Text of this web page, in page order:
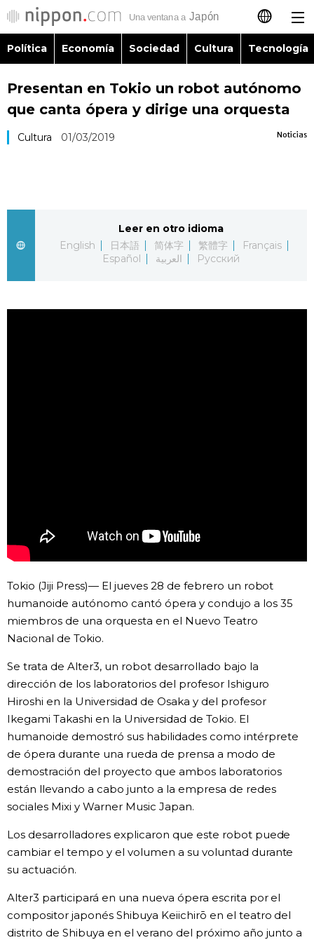
日本語
English
العربية
Русский
Política
Sociedad
Cultura
Noticias
Fragmentos de Japón
Tokio
Avisos
official SNS
Política Economía Sociedad Cultura Tecnología
Presentan en Tokio un robot autónomo
que canta ópera y dirige una orquesta
Noticias
Cultura 01/03/2019
Leer en otro idioma
English
日本語 简体字 繁體字
Français
Español
العربية Русский
Tokio (Jiji Press)— El jueves 28 de febrero un robot
humanoide autónomo cantó ópera y condujo a los 35
miembros de una orquesta en el Nuevo Teatro
Nacional de Tokio.
Se trata de Alter3, un robot desarrollado bajo la
dirección de los laboratorios del profesor Ishiguro
Hiroshi en la Universidad de Osaka y del profesor
Ikegami Takashi en la Universidad de Tokio. El
humanoide demostró sus habilidades como intérprete
de ópera durante una rueda de prensa a modo de
demostración del proyecto que ambos laboratorios
están llevando a cabo junto a la empresa de redes
sociales Mixi y Warner Music Japan.
Los desarrolladores explicaron que este robot puede
cambiar el tempo y el volumen a su voluntad durante
su actuación.
Alter3 participará en una nueva ópera escrita por el
compositor japonés Shibuya Keiichirō en el teatro del
distrito de Shibuya en el verano del próximo año junto a